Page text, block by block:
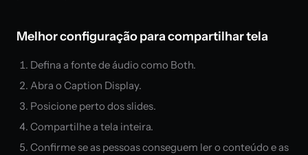
Melhor configuração para compartilhar tela
Defina a fonte de áudio como Both.
Abra o Caption Display.
Posicione perto dos slides.
Compartilhe a tela inteira.
Confirme se as pessoas conseguem ler o conteúdo e as